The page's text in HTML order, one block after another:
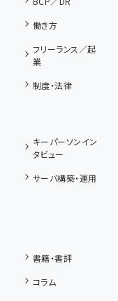
働き方
フリーランス／起
業
制度・法律
キーパーソンイン
タビュー
サーバ構築・運用
書籍・書評
コラム